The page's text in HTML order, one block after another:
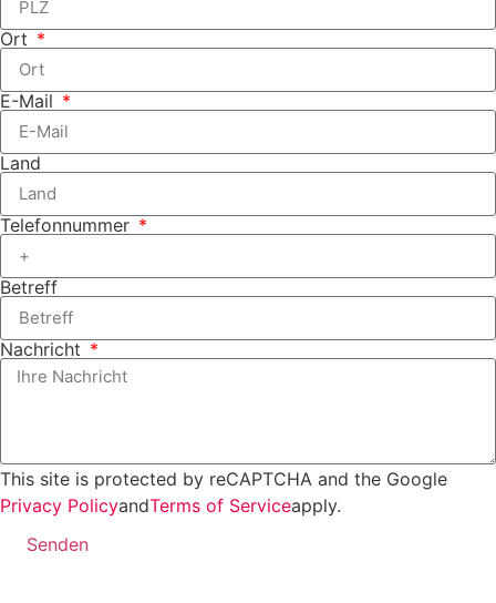
Ort
E-Mail
Land
Telefonnummer
Betreff
Nachricht
This site is protected by reCAPTCHA and the Google
Privacy PolicyandTerms of Serviceapply.
Senden